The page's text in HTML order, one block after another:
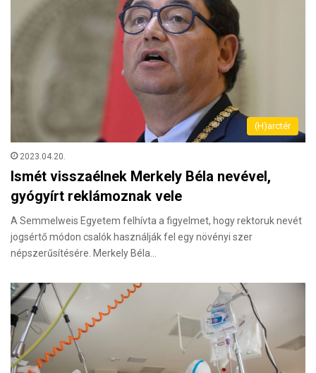
(H)arctér
2023.04.20.
Ismét visszaélnek Merkely Béla nevével,
gyógyírt reklámoznak vele
A Semmelweis Egyetem felhívta a figyelmet, hogy rektoruk nevét
jogsértő módon csalók használják fel egy növényi szer
népszerűsítésére. Merkely Béla…